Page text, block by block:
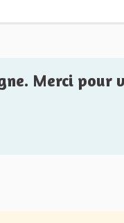
Merci pour